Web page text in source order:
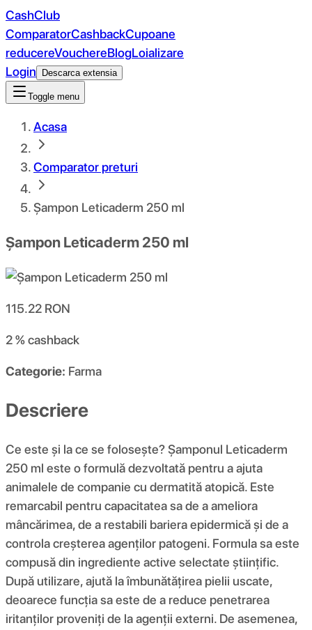
CashClub
ComparatorCashbackCupoane
reducereVouchereBlogLoializare
Login
Descarca extensia
Toggle menu
Acasa
Comparator preturi
Șampon Leticaderm 250 ml
Șampon Leticaderm 250 ml
115.22 RON
2 %cashback
Categorie: Farma
Descriere
Ce este și la ce se folosește? Șamponul Leticaderm
250 ml este o formulă dezvoltată pentru a ajuta
animalele de companie cu dermatită atopică. Este
remarcabil pentru capacitatea sa de a ameliora
mâncărimea, de a restabili bariera epidermică și de a
controla creșterea agenților patogeni. Formula sa este
compusă din ingrediente active selectate științific.
După utilizare, ajută la îmbunătățirea pielii uscate,
deoarece funcția sa este de a reduce penetrarea
iritanților proveniți de la agenții externi. De asemenea,